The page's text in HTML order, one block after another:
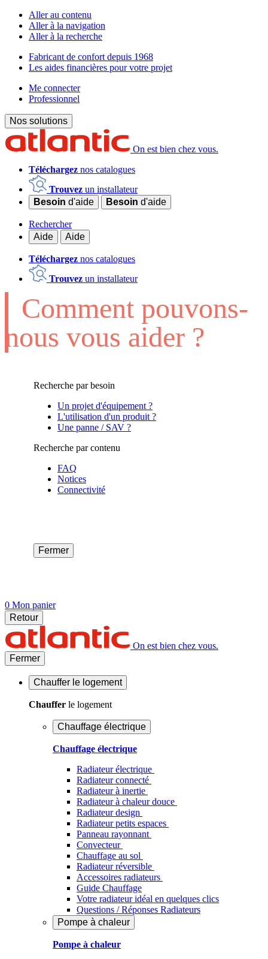
Aller au contenu
Aller à la navigation
Aller à la recherche
Fabricant de confort depuis 1968
Les aides financières pour votre projet
Me connecter
Professionnel
Nos solutions
On est bien chez vous.
Téléchargez nos catalogues
Trouvez un installateur
Besoin d'aide Besoin d'aide
Rechercher
Aide
Aide
Téléchargez nos catalogues
Trouvez un installateur
Comment pouvons-
nous vous aider ?
Recherche par besoin
Un projet d'équipement ?
L'utilisation d'un produit ?
Une panne / SAV ?
Recherche par contenu
FAQ
Notices
Connectivité
Fermer
0 Mon panier
Retour
On est bien chez vous.
Fermer
Chauffer le logement
Chauffer le logement
Chauffage électrique
Chauffage électrique
Radiateur électrique
Radiateur connecté
Radiateur à inertie
Radiateur à chaleur douce
Radiateur design
Radiateur petits espaces
Panneau rayonnant
Convecteur
Chauffage au sol
Radiateur réversible
Accessoires radiateurs
Guide Chauffage
Votre radiateur idéal en quelques clics
Questions / Réponses Radiateurs
Pompe à chaleur
Pompe à chaleur